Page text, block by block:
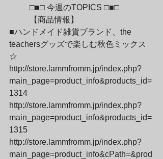
	□■□ 今週のTOPICS □■□
■ハンドメイド雑貨ブランド、the
teachersグッズで楽しむ秋色ミックス
☆
http://store.lammfromm.jp/index.php?
main_page=product_info&products_id=
1314
http://store.lammfromm.jp/index.php?
main_page=product_info&products_id=
1315
http://store.lammfromm.jp/index.php?
main_page=product_info&cPath=&prod